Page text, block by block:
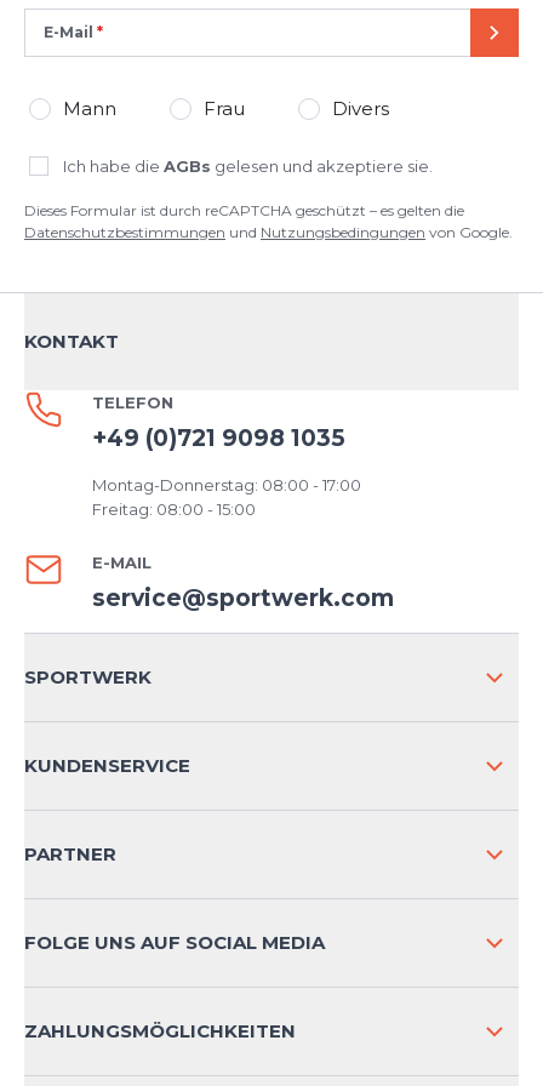
E-Mail
Mann Frau Divers
Ich habe die AGBs gelesen und akzeptiere sie.
Dieses Formular ist durch reCAPTCHA geschützt – es gelten die
Datenschutzbestimmungen und Nutzungsbedingungen von Google.
KONTAKT
TELEFON
+49 (0)721 9098 1035
Montag-Donnerstag: 08:00 - 17:00
Freitag: 08:00 - 15:00
E-MAIL
service@sportwerk.com
SPORTWERK
KUNDENSERVICE
KONTAKT
PRODUKTSICHERHEIT
PARTNER
FOLGE UNS AUF SOCIAL MEDIA
ZAHLUNGSMÖGLICHKEITEN